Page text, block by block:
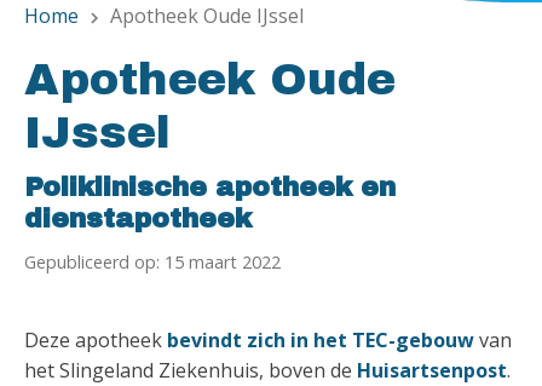
Home chevron_right Apotheek Oude IJssel
Apotheek Oude
IJssel
Poliklinische apotheek en
dienstapotheek
Gepubliceerd op: 15 maart 2022
Deze apotheek bevindt zich in het TEC-gebouwvan
het Slingeland Ziekenhuis, boven de Huisartsenpost.